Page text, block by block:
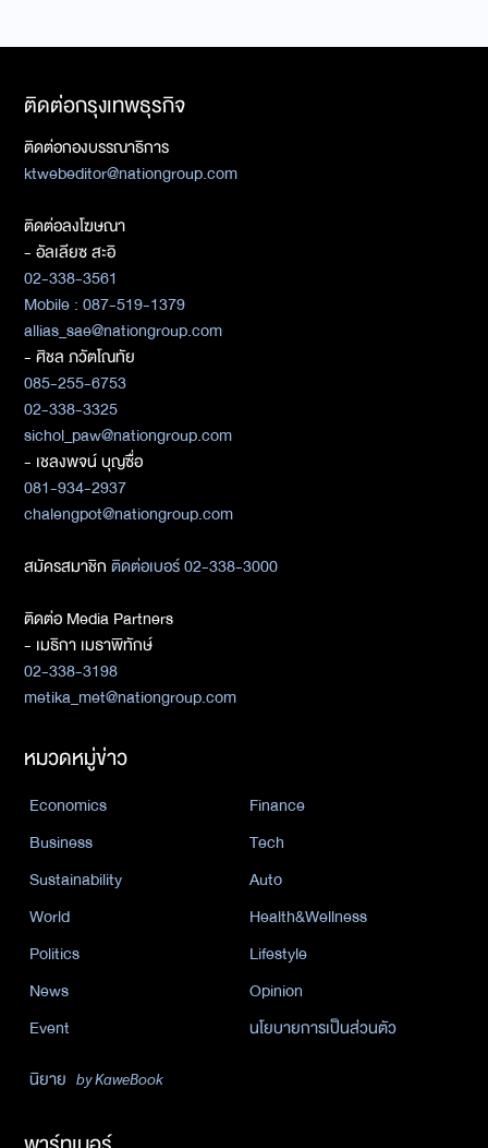
ติดต่อกรุงเทพธุรกิจ
ติดต่อกองบรรณาธิการ
ktwebeditor@nationgroup.com
ติดต่อลงโฆษณา
- อัลเลียซ สะอิ
02-338-3561
Mobile : 087-519-1379
allias_sae@nationgroup.com
- ศิชล ภวัตโณทัย
085-255-6753
02-338-3325
sichol_paw@nationgroup.com
- เชลงพจน์ บุญซื่อ
081-934-2937
chalengpot@nationgroup.com
สมัครสมาชิกติดต่อเบอร์ 02-338-3000
ติดต่อ Media Partners
- เมธิกา เมธาพิทักษ์
02-338-3198
metika_met@nationgroup.com
หมวดหมู่ข่าว
Economics
Finance
Business
Tech
Sustainability
Auto
World
Health&Wellness
Politics
Lifestyle
News
Opinion
Event
นโยบายการเป็นส่วนตัว
นิยาย by KaweBook